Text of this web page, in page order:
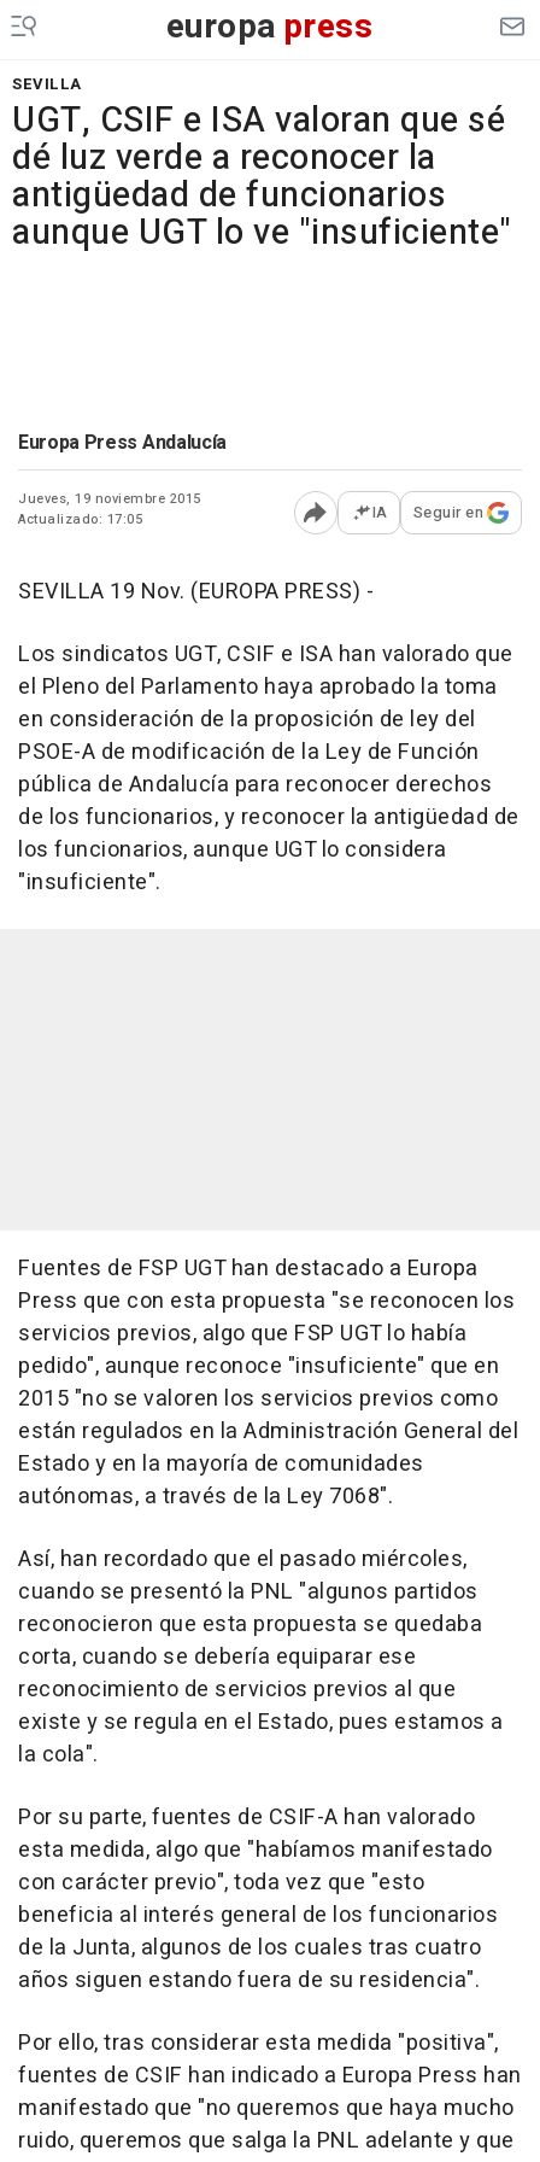
europa press
SEVILLA
UGT, CSIF e ISA valoran que sé
dé luz verde a reconocer la
antigüedad de funcionarios
aunque UGT lo ve "insuficiente"
Europa Press Andalucía
Jueves, 19 noviembre 2015
Actualizado: 17:05
Abrir opciones para
IA Seguir en
SEVILLA 19 Nov. (EUROPA PRESS) -
Los sindicatos UGT, CSIF e ISA han valorado que
el Pleno del Parlamento haya aprobado la toma
en consideración de la proposición de ley del
PSOE-A de modificación de la Ley de Función
pública de Andalucía para reconocer derechos
de los funcionarios, y reconocer la antigüedad de
los funcionarios, aunque UGT lo considera
"insuficiente".
Fuentes de FSP UGT han destacado a Europa
Press que con esta propuesta "se reconocen los
servicios previos, algo que FSP UGT lo había
pedido", aunque reconoce "insuficiente" que en
2015 "no se valoren los servicios previos como
están regulados en la Administración General del
Estado y en la mayoría de comunidades
autónomas, a través de la Ley 7068".
Así, han recordado que el pasado miércoles,
cuando se presentó la PNL "algunos partidos
reconocieron que esta propuesta se quedaba
corta, cuando se debería equiparar ese
reconocimiento de servicios previos al que
existe y se regula en el Estado, pues estamos a
la cola".
Por su parte, fuentes de CSIF-A han valorado
esta medida, algo que "habíamos manifestado
con carácter previo", toda vez que "esto
beneficia al interés general de los funcionarios
de la Junta, algunos de los cuales tras cuatro
años siguen estando fuera de su residencia".
Por ello, tras considerar esta medida "positiva",
fuentes de CSIF han indicado a Europa Press han
manifestado que "no queremos que haya mucho
ruido, queremos que salga la PNL adelante y que